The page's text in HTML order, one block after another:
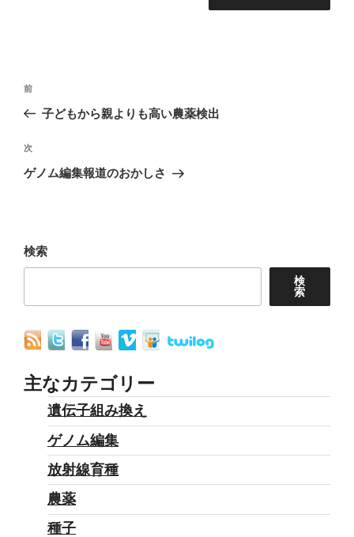
投
稿
ビ
ゲ
ョ
前
の
稿
前
子どもから親よりも高い農薬検出
次
の
次
ゲノム編集報道のおかしさ
検索
検
索
主なカテゴリー
遺伝子組み換え
ゲノム編集
放射線育種
農薬
種子